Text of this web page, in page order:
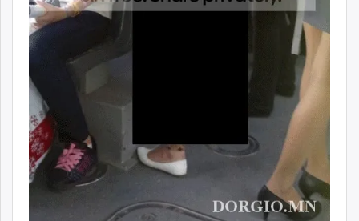
zuv.mn
mminfo.mn
ugluu.mn
unen.mn
asu.mn
shudarga.mn
shuurhai.mn
unuudur.mn
isee.mn
mglradio.com